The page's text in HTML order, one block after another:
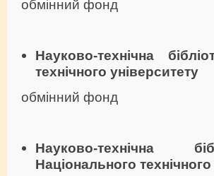
обмінний фонд
Науково-технічна
технічного університету
обмінний фонд
Науково-технічна
Національного